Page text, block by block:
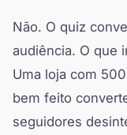
Não. O quiz
audiência. O que
Uma loja com
bem feito
seguidores